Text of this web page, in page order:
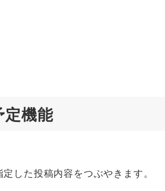
定機能
した投稿内容をつぶやきます。